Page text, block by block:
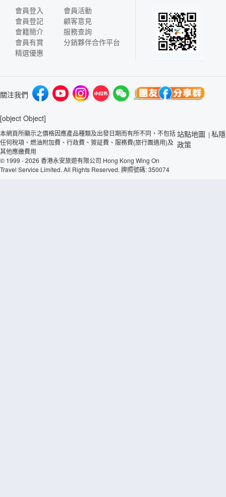
會員登入
會員登記
會籍簡介
會員有賞
精選優惠
會員活動
顧客意見
服務查詢
分銷夥伴合作平台
關注我們
[object Object]
本網頁所顯示之價格因應產品種類及出發日期而有所不同，不包括
任何稅項、燃油附加費、行政費、簽証費、服務費(旅行團適用)及
其他應繳費用
© 1999 - 2026 香港永安旅遊有限公司 Hong Kong Wing On
Travel Service Limited. All Rights Reserved. 牌照號碼: 350074
站點地圖 | 私隱
政策